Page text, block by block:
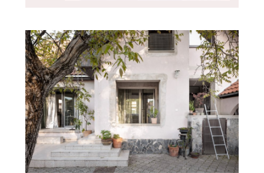
PRODUKTY
Vypínače a zásuvky NEXA QUADRO -
OBZOR